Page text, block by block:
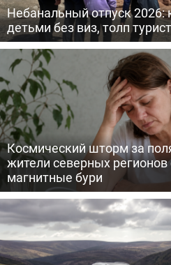
Небанальный отпуск 2026:
детьми без виз, толп
Космический шторм за
жители северных
магнитные бури